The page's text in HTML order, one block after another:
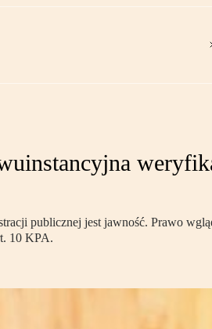
publicznej jest jawność. Prawo
10 KPA.